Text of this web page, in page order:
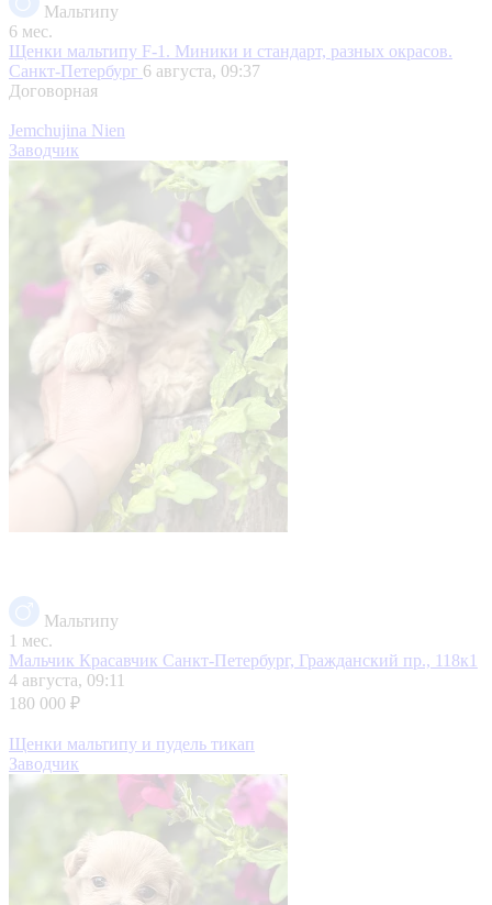
Мальтипу
6 мес.
Щенки мальтипу F-1. Миники и стандарт, разных окрасов.
Санкт-Петербург 6 августа, 09:37
Договорная
Jemchujina Nien
Заводчик
Мальтипу
1 мес.
Мальчик Красавчик Санкт-Петербург, Гражданский пр., 118к1
4 августа, 09:11
180 000 ₽
Щенки мальтипу и пудель тикап
Заводчик